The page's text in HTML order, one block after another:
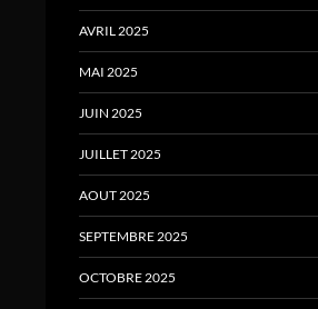
AVRIL 2025
MAI 2025
JUIN 2025
JUILLET 2025
AOUT 2025
SEPTEMBRE 2025
OCTOBRE 2025